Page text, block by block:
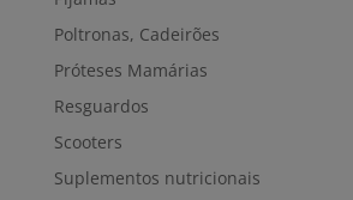
Poltronas, Cadeirões
Próteses Mamárias
Resguardos
Scooters
Suplementos nutricionais